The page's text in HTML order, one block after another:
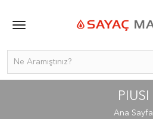
PIUSI
Ana Sayfa